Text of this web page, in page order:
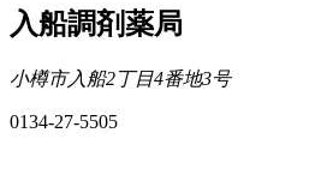
入船調剤薬局
小樽市入船2丁目4番地3号
0134-27-5505